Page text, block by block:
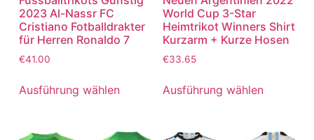
2023 Al-Nassr FC
Cristiano Fotballdrakter
für Herren Ronaldo 7
€41.00
Ausführung wählen
World Cup 3-Star
Heimtrikot Winners Shirt
Kurzarm + Kurze Hosen
€33.65
Ausführung wählen